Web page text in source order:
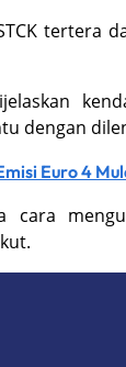
tertera
dengan
Euro 4
cara